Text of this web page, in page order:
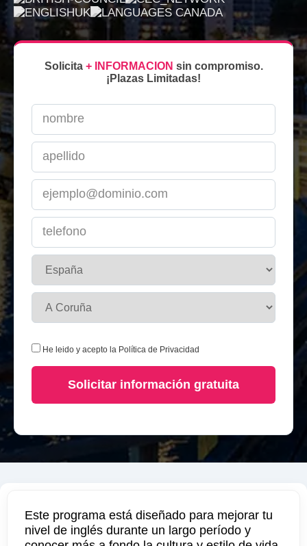
Solicita + INFORMACION sin compromiso.
¡Plazas Limitadas!
He leido y acepto la Política de Privacidad
Solicitar información gratuita
Este programa está diseñado para mejorar tu
nivel de inglés durante un largo período y